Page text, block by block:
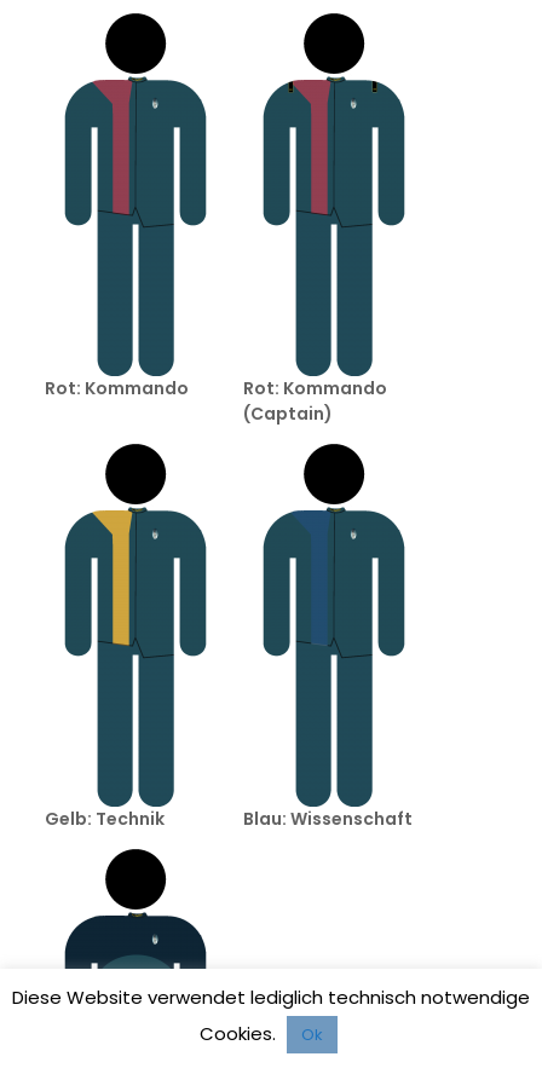
Rot: Kommando
Rot: Kommando
(Captain)
Gelb: Technik Blau: Wissenschaft
Diese Website verwendet lediglich technisch notwendige
Cookies.
Ok